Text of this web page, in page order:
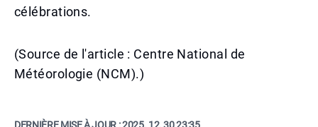
célébrations.
(Source de l'article : Centre National de
Météorologie (NCM).)